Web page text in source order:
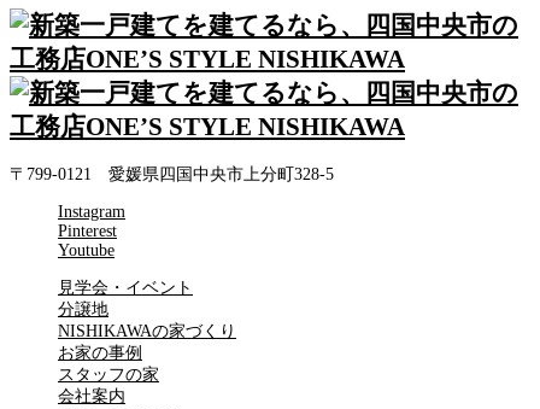
〒799-0121 愛媛県四国中央市上分町328-5
Instagram
Pinterest
Youtube
見学会・イベント
分譲地
NISHIKAWAの家づくり
お家の事例
スタッフの家
会社案内